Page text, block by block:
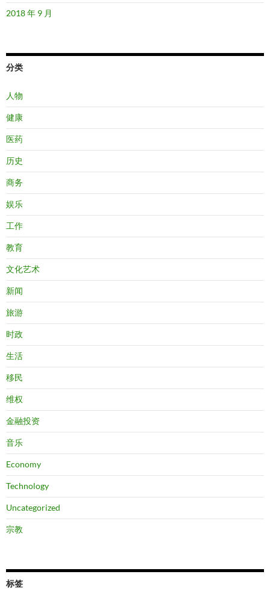
2018 年 9 月
分类
人物
健康
医药
历史
商务
娱乐
工作
教育
文化艺术
新闻
旅游
时政
生活
移民
维权
金融投资
音乐
Economy
Technology
Uncategorized
宗教
标签